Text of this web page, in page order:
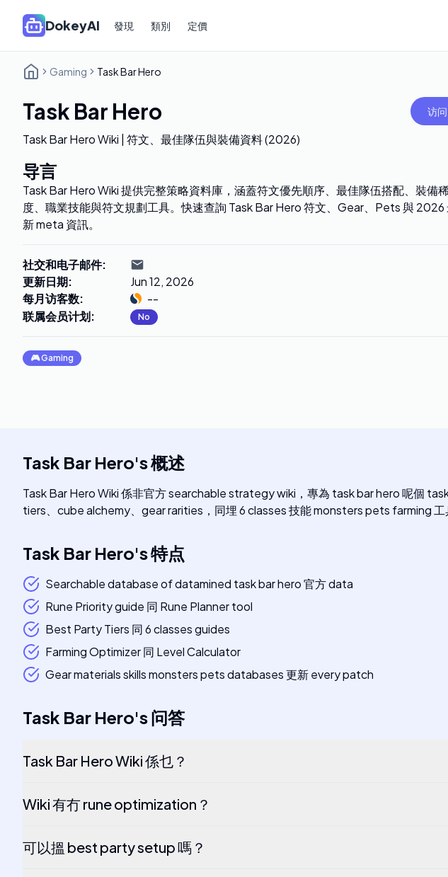
DokeyAI 發現 類別 定價
Gaming Task Bar Hero
Task Bar Hero 访问
Task Bar Hero Wiki | 符文、最佳隊伍與裝備資料 (2026)
导言
Task Bar Hero Wiki 提供完整策略資料庫，涵蓋符文優先順序、最佳隊伍搭配、裝備
度、職業技能與符文規劃工具。快速查詢 Task Bar Hero 符文、Gear、Pets 與 2026
新 meta 資訊。
社交和电子邮件:
更新日期:
Jun 12, 2026
每月访客数:
--
联属会员计划: No
🎮Gaming
Task Bar Hero's概述
Task Bar Hero Wiki 係非官方 searchable strategy wiki，專為 task bar hero 呢個
tiers、cube alchemy、gear rarities，同埋 6 classes 技能 monsters pets farming
Task Bar Hero's特点
Searchable database of datamined task bar hero 官方 data
Rune Priority guide 同 Rune Planner tool
Best Party Tiers 同 6 classes guides
Farming Optimizer 同 Level Calculator
Gear materials skills monsters pets databases 更新 every patch
Task Bar Hero's问答
Task Bar Hero Wiki 係乜？
Wiki 有冇 rune optimization？
可以搵 best party setup 嗎？